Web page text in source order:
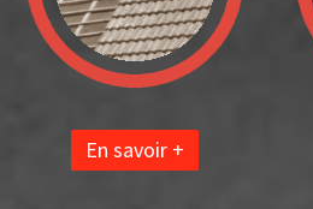
En savoir +